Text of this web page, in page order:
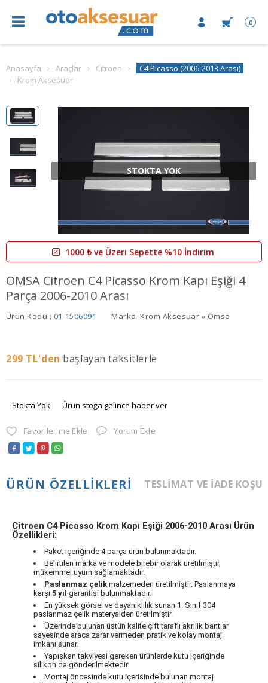
0
Anasayfa Araçlar Citroen
C4 Picasso (2006-2013 Arası)
Krom Aksesuar
STOKTA YOK
1000 ₺ ve Üzeri Sepette %10 İndirim
OMSA Citroen C4 Picasso Krom Kapı Eşiği 4
Parça 2006-2010 Arası
Ürün Kodu : 01-1506091 Marka :Krom Aksesuar » Omsa
299 TL'den başlayan taksitlerle
Stokta Yok Ürün stoğa gelince haber ver
Favorilerime Ekle Yorum Ekle
ÜRÜN ÖZELLIKLERI TESLIMAT VE İADE
Citroen C4 Picasso Krom Kapı Eşiği 2006-2010 Arası Ürün
Özellikleri:
Paket içeriğinde 4 parça ürün bulunmaktadır.
Belirtilen marka ve modele birebir olarak üretilmiştir,
mükemmel uyum sağlamaktadır.
Paslanmaz çelik malzemeden üretilmiştir. Paslanmaya
karşı 5 yıl garantisi bulunmaktadır.
En yüksek görsel ve dayanıklılık sunan 1. Sınıf 304
paslanmaz çelik materyalden üretilmiştir.
Üzerinde bulunan üstün kalite çift taraflı akrilik bantlar
sayesinde araca zarar vermeden pratik ve kolay montaj
imkanı sunar.
Yapışkan takviyesi gereken ürünlerde kutu içeriğinde
silikon da gönderilmektedir.
Montaj öncesinde kutu içerisinde bulunan montaj